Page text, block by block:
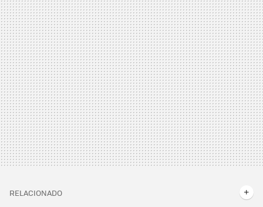
RELACIONADO